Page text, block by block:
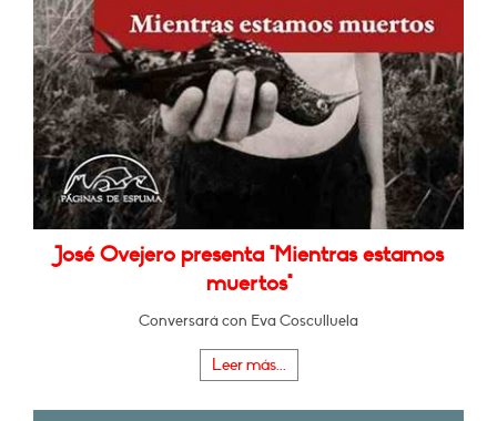
José Ovejero presenta "Mientras estamos
muertos"
Conversará con Eva Cosculluela
Leer más...